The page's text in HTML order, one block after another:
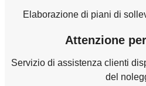
Elaborazione di piani di
Attenzione
Servizio di assistenza clienti
del